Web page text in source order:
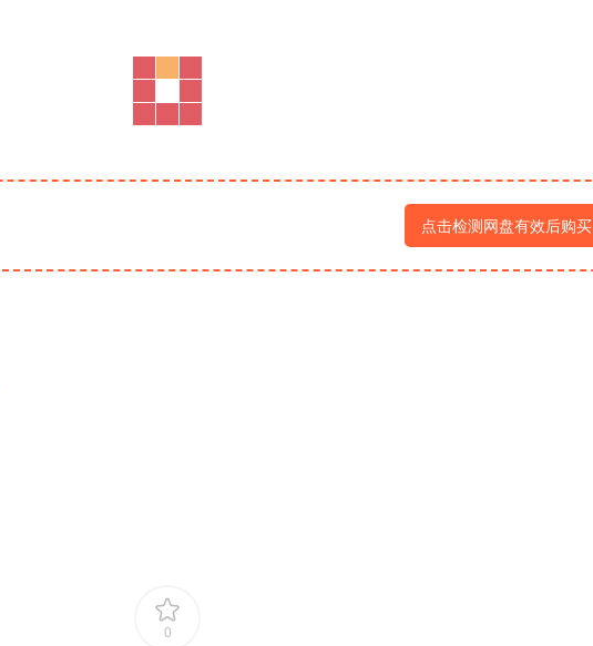
点击检测网盘有效后购买
0